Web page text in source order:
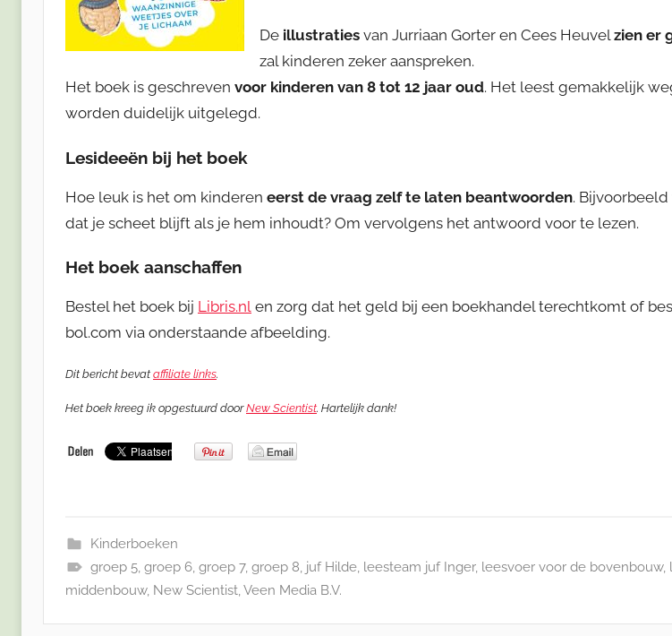
De illustraties van Jurriaan Gorter en Cees Heuvelzien er
zal kinderen zeker aanspreken.
Het boek is geschreven voor kinderen van 8 tot 12 jaar oud. Het leest gemakkelijk
worden duidelijk uitgelegd.
Lesideeën bij het boek
Hoe leuk is het om kinderen eerst de vraag zelf te laten beantwoorden.
dat je scheet blijft als je hem inhoudt? Om vervolgens het antwoord voor te lezen.
Het boek aanschaffen
Bestel het boek bij Libris.nl en zorg dat het geld bij een boekhandel terechtkomt of
bol.com via onderstaande afbeelding.
Dit bericht bevat affiliate links.
Het boek kreeg ik opgestuurd doorNew Scientist. Hartelijk dank!
Kinderboeken
groep 5, groep 6, groep 7, groep 8, juf Hilde, leesteam juf Inger, leesvoer voor de bovenbouw,
middenbouw, New Scientist,Veen Media B.V.